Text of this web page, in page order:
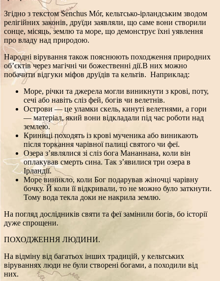
Згідно з текстом Senchus Mór, кельтсько-ірландським зводом
релігійних законів, друїди заявляли, що саме вони створили
сонце, місяць, землю та море, що демонструє їхні уявлення
про владу над природою.
Народні вірування також пояснюють походження природних
об’єктів через магічні чи божественні дії.В них можно
побачити відгуки міфов друїдів та кельтів. Наприклад:
Море, річки та джерела могли виникнути з крові, поту,
сечі або навіть сліз фей, богів чи велетнів.
Острови — це уламки скель, кинуті велетнями, а гори
— матеріал, який вони відкладали під час роботи над
землею.
Криниці походять із крові мученика або виникають
після торкання чарівної палиці святого чи феї.
Озера з’являлися зі сліз бога Мананнана, коли він
оплакував смерть сина. Так з’явилися три озера в
Ірландії.
Море виникло, коли Бог подарував жіночці чарівну
бочку. Й коли її відкривали, то не можно було заткнути.
Тому вода текла доки не накрила землю.
На погляд дослідників святи та феї замінили богів, бо історії
дуже спрощени.
ПОХОДЖЕННЯ ЛЮДИНИ.
На відміну від багатьох інших традицій, у кельтських
віруваннях люди не були створені богами, а походили від
них.